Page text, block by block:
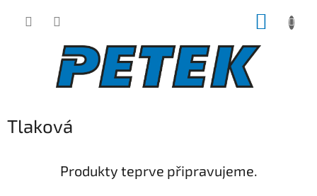
Tlaková
Produkty teprve připravujeme.